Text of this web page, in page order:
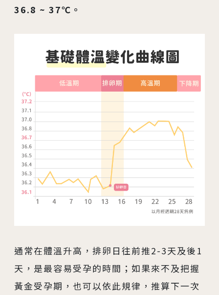
36.8 ~ 37℃。
通常在體溫升高，排卵日往前推2-3天及後1
天，是最容易受孕的時間；如果來不及把握
黃金受孕期，也可以依此規律，推算下一次